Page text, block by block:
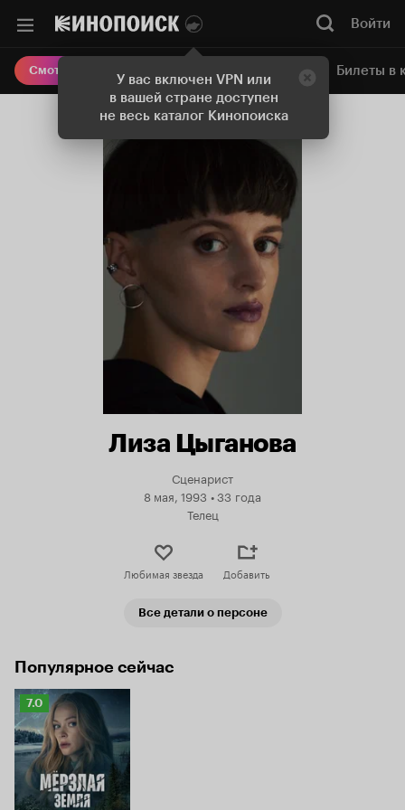
У вас включен VPN или
в вашей стране доступен
не весь каталог Кинопоиска
Войти
Смотреть кино Онлайн-кинотеатр Билеты в
Лиза Цыганова
Сценарист
8 мая, 1993 •33 года
Телец
Любимая звезда Добавить
Все детали о персоне
Популярное сейчас
Рейтинг
Кинопоиска
7.0
7.0